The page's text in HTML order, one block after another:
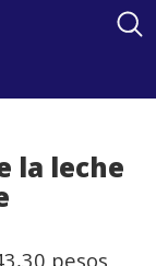
la leche
pesos